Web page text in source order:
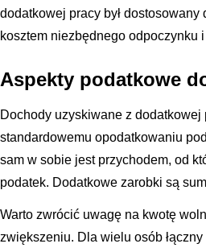
dodatkowej pracy był
kosztem niezbędnego odpoczynku
Aspekty podatkowe
Dochody uzyskiwane z
standardowemu opodatkowaniu
sam w sobie jest przychodem, od
podatek. Dodatkowe zarobki są
Warto zwrócić uwagę na kwotę
zwiększeniu. Dla wielu osób